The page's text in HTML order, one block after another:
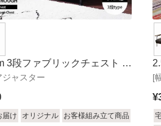
ジャスター
3段ファブリックチェスト ブ
ルー
届け オリジナル お客様組み立て商品
[
¥